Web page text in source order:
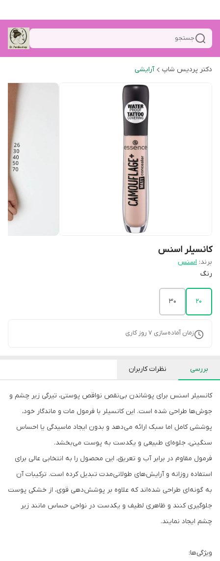
جستجو
دکتر پردیس شاپ آرایشی
کانسیلر اسنس
برند: اسنس
رنگ
20
30
زمان آماده‌سازی 7 روز کاری
بررسی نظرات کاربران
کانسیلر اسنس برای پوشاندن بی‌نقص نواقص پوستی، تیرگی زیر چشم و
جوش‌ها طراحی شده است. این کانسیلر با فرمول مات و ماندگار خود،
پوششی کامل اما سبک ارائه می‌دهد و بدون ایجاد ماسیدگی یا احساس
سنگینی، جلوه‌ای طبیعی و یکدست به پوست می‌بخشد.
فرمول مقاوم در برابر آب و تعریق، این محصول را به انتخابی عالی برای
استفاده روزانه و آرایش‌های طولانی‌مدت تبدیل کرده است. ترکیبات آن
به گونه‌ای طراحی شده‌اند که علاوه بر پوشش‌دهی قوی، از خشکی پوست
جلوگیری کنند و ظاهری لطیف و یکدست در نواحی حساس مانند زیر
چشم ایجاد نمایند.
ویژگی‌ها: